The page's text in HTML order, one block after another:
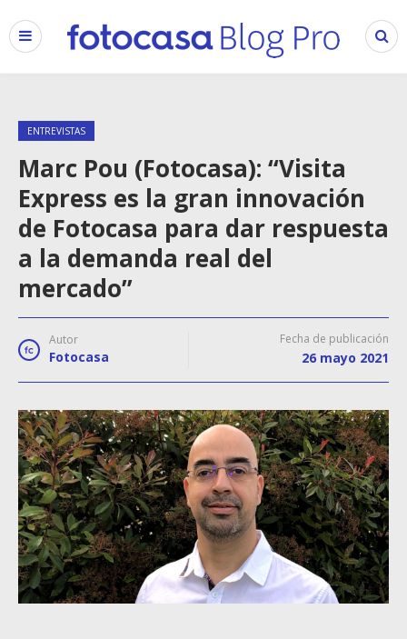
ENTREVISTAS
Marc Pou (Fotocasa): “Visita
Express es la gran innovación
de Fotocasa para dar respuesta
a la demanda real del
mercado”
Autor
Fotocasa
Fecha de publicación
26 mayo 2021